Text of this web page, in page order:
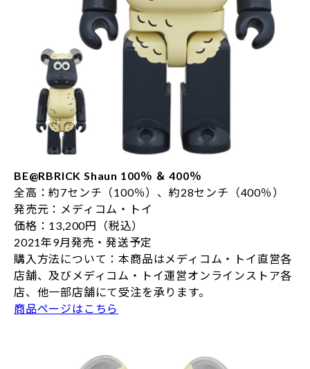
BE@RBRICK Shaun 100％ ＆ 400％
全高：約7センチ（100％）、約28センチ（400％）
発売元：メディコム・トイ
価格：13,200円（税込）
2021年9月発売・発送予定
購入方法について：本商品はメディコム・トイ直営各
店舗、及びメディコム・トイ運営オンラインストア各
店、他一部店舗にて受注を承ります。
商品ページはこちら